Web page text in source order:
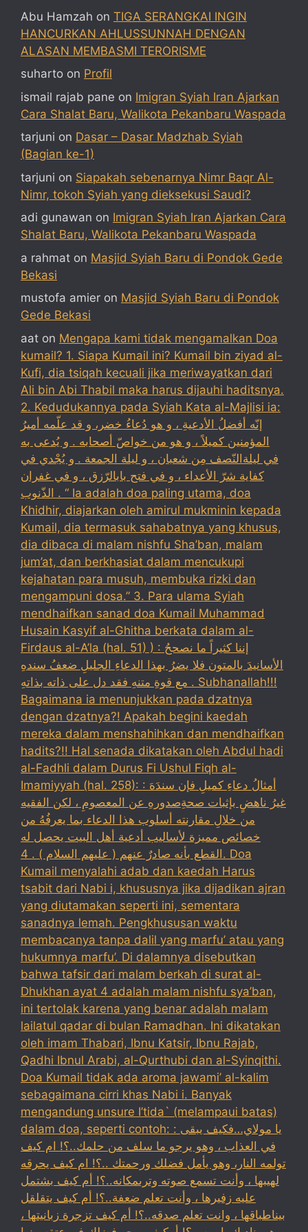
Abu Hamzah on TIGA SERANGKAI INGIN
HANCURKAN AHLUSSUNNAH DENGAN
ALASAN MEMBASMI TERORISME
suharto on Profil
ismail rajab pane on Imigran Syiah Iran Ajarkan
Cara Shalat Baru, Walikota Pekanbaru Waspada
tarjuni on Dasar – Dasar Madzhab Syiah
(Bagian ke-1)
tarjuni on Siapakah sebenarnya Nimr Baqr Al-
Nimr, tokoh Syiah yang dieksekusi Saudi?
adi gunawan on Imigran Syiah Iran Ajarkan Cara
Shalat Baru, Walikota Pekanbaru Waspada
a rahmat on Masjid Syiah Baru di Pondok Gede
Bekasi
mustofa amier on Masjid Syiah Baru di Pondok
Gede Bekasi
aat on Mengapa kami tidak mengamalkan Doa
kumail? 1. Siapa Kumail ini? Kumail bin ziyad al-
Kufi, dia tsiqah kecuali jika meriwayatkan dari
Ali bin Abi Thabil maka harus dijauhi haditsnya.
2. Kedudukannya pada Syiah Kata al-Majlisi ia:
إنّه أفضلُ الأدعيةِ ، و هو دُعاءُ خضر، و قد علّمه أميرُ
المؤمنين كميلاً ، و هو من خواصّ أصحابه . و يُدعى به
في ليلةالنّصف مِن شعبان ، و ليلة الجمعة . و يُجْدي في
كفاية شرّ الأعداء ، و في فتح بابالرّزق ، و في غفران
الذّنوب . “ Ia adalah doa paling utama, doa
Khidhir, diajarkan oleh amirul mukminin kepada
Kumail, dia termasuk sahabatnya yang khusus,
dia dibaca di malam nishfu Sha’ban, malam
jum’at, dan berkhasiat dalam mencukupi
kejahatan para musuh, membuka rizki dan
mengampuni dosa.” 3. Para ulama Syiah
mendhaifkan sanad doa Kumail Muhammad
Husain Kasyif al-Ghitha berkata dalam al-
Firdaus al-A’la (hal. 51) ) : إننا كثيراً ما نصححُ
الأسانيدَ بالمتون فلا يضرُ بهذا الدعاءِ الجليلِ ضعفُ سندهِ
مع قوةِ متنهِ فقد دل على ذاته بذاتهِ . Subhanallah!!!
Bagaimana ia menunjukkan pada dzatnya
dengan dzatnya?! Apakah begini kaedah
mereka dalam menshahihkan dan mendhaifkan
hadits?!! Hal senada dikatakan oleh Abdul hadi
al-Fadhli dalam Durus Fi Ushul Fiqh al-
Imamiyyah (hal. 258): : أمثالُ دعاءِ كميلِ فإن سندَهَ
غيرُ ناهضٍ بإثبات صحةِصدورهِ عن المعصومِ ، لكن الفقيه
من خلالِ مقارنته أسلوب هذا الدعاء بما يعرفُهُ من
خصائص مميزة لأساليب أدعية أهل البيت يحصل له
القطع بأنه صادرٌ عنهم ( عليهم السلام ) . 4. Doa
Kumail menyalahi adab dan kaedah Harus
tsabit dari Nabi i, khususnya jika dijadikan ajran
yang diutamakan seperti ini, sementara
sanadnya lemah. Pengkhususan waktu
membacanya tanpa dalil yang marfu’ atau yang
hukumnya marfu’. Di dalamnya disebutkan
bahwa tafsir dari malam berkah di surat al-
Dhukhan ayat 4 adalah malam nishfu sya’ban,
ini tertolak karena yang benar adalah malam
lailatul qadar di bulan Ramadhan. Ini dikatakan
oleh imam Thabari, Ibnu Katsir, Ibnu Rajab,
Qadhi Ibnul Arabi, al-Qurthubi dan al-Syinqithi.
Doa Kumail tidak ada aroma jawami’ al-kalim
sebagaimana cirri khas Nabi i. Banyak
mengandung unsure I’tida` (melampaui batas)
dalam doa, seperti contoh: : يا مولاي…فكيف يبقى
في العذاب ، وهو يرجو ما سلف من حلمك..؟! ام كيف
تولمه النار، وهو يأمل فضلك ورحمتك ..؟! ام كيف يحرقه
لهيبها ، وأنت تسمع صوته وترىمكانه..؟! أم كيف بشتمل
عليه زفيرها ، وأنت تعلم ضعفة..؟! أم كيف يتقلقل
بيناطباقها ، وانت تعلم صدقه..؟! أم كيف تزجرة زبانيتها ،